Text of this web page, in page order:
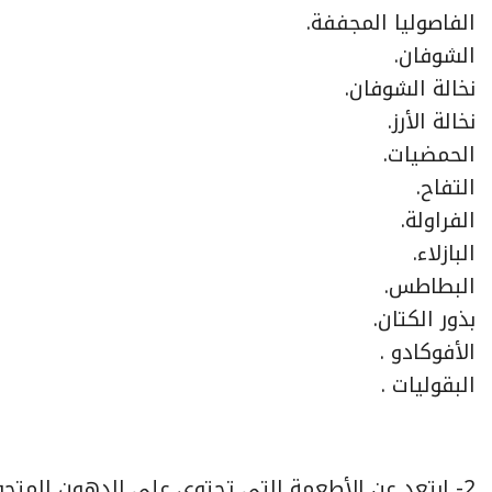
الفاصوليا المجففة.
الشوفان.
نخالة الشوفان.
نخالة الأرز.
الحمضيات.
التفاح.
الفراولة.
البازلاء.
البطاطس.
بذور الكتان.
الأفوكادو .
البقوليات .